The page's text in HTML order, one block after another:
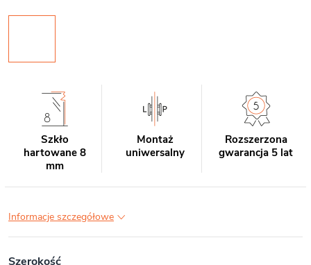
Szkło
hartowane 8
mm
Montaż
uniwersalny
Rozszerzona
gwarancja 5 lat
Informacje szczegółowe